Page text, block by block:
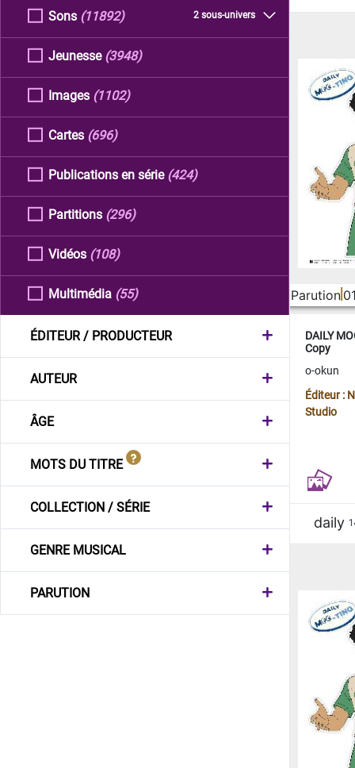
Sons 2 sous-univers
(11892)
Jeunesse (3948)
Images (1102)
Cartes (696)
Publications en série (424)
Partitions (296)
Vidéos (108)
Multimédia (55)
ÉDITEUR / PRODUCTEUR
AUTEUR
ÂGE
MOTS DU TITRE
COLLECTION / SÉRIE
GENRE MUSICAL
PARUTION
Parution
DAILY
Copy
o-okun
Éditeur :
Studio
daily